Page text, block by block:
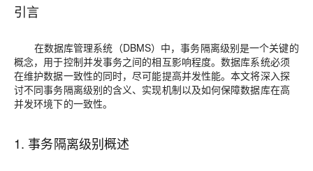
引言
在数据库管理系统（DBMS）中，事务隔离级别是一个关键的
概念，用于控制并发事务之间的相互影响程度。数据库系统必须
在维护数据一致性的同时，尽可能提高并发性能。本文将深入探
讨不同事务隔离级别的含义、实现机制以及如何保障数据库在高
并发环境下的一致性。
1. 事务隔离级别概述